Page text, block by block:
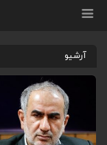
آرشیو